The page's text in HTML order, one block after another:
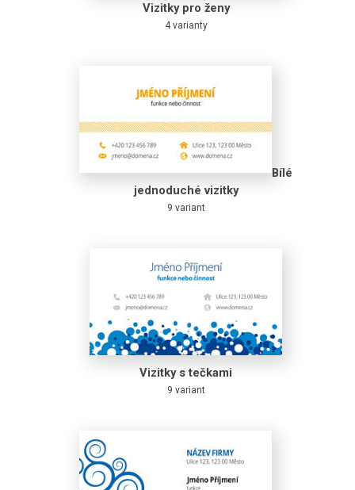
Vizitky pro ženy
4 varianty
Bílé
jednoduché vizitky
9 variant
Vizitky s tečkami
9 variant